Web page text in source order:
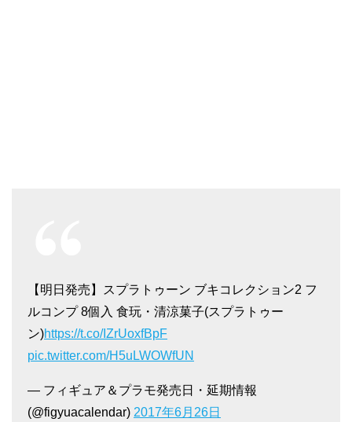
【明日発売】スプラトゥーン ブキコレクション2 フ
ルコンプ 8個入 食玩・清涼菓子(スプラトゥー
ン)https://t.co/IZrUoxfBpF
pic.twitter.com/H5uLWOWfUN
— フィギュア＆プラモ発売日・延期情報
(@figyuacalendar) 2017年6月26日